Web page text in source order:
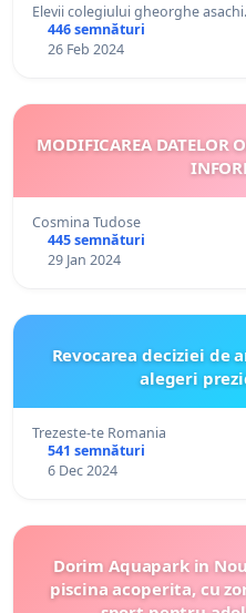
Elevii colegiului gheorghe
446 semnături
26 Feb 2024
MODIFICAREA DATELOR
Cosmina Tudose
445 semnături
29 Jan 2024
Revocarea deciziei de
alegeri
Trezeste-te Romania
541 semnături
6 Dec 2024
Dorim Aquapark in
piscina acoperita, cu